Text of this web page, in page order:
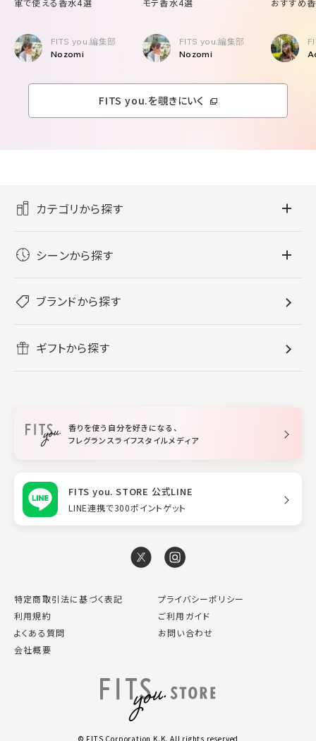
軍で使える香水4選
FITS you.編集部
Nozomi
モテ香水4選
FITS you.編集部
Nozomi
おすすめ
FITS you.を覗きにいく
カテゴリから探す
レディース香水
メンズ香水
ボディミスト・スプレー
バス・ボディケア
すべてのバス・ボディケア
ボディ・ハンドクリーム
入浴剤
ホームフレグランス
ルームフレグランス
スタイリング
シーンから探す
リフレッシュしたい
ブランドから探す
ギフトから探す
香りを使う自分を好きになる、
フレグランスライフスタイルメディア
FITS you. STORE 公式LINE
LINE連携で300ポイントゲット
特定商取引法に基づく表記
プライバシーポリシー
利用規約
ご利用ガイド
よくある質問
お問い合わせ
会社概要
© FITS Corporation K.K. All rights reserved